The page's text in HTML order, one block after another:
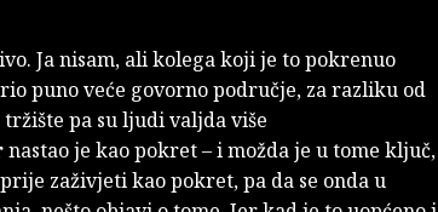
Ja nisam, ali kolega koji je to pokrenuo
puno veće govorno područje, za razliku od
pa su ljudi valjda više
nastao je kao pokret – i možda je u tome ključ,
zaživjeti kao pokret, pa da se onda u